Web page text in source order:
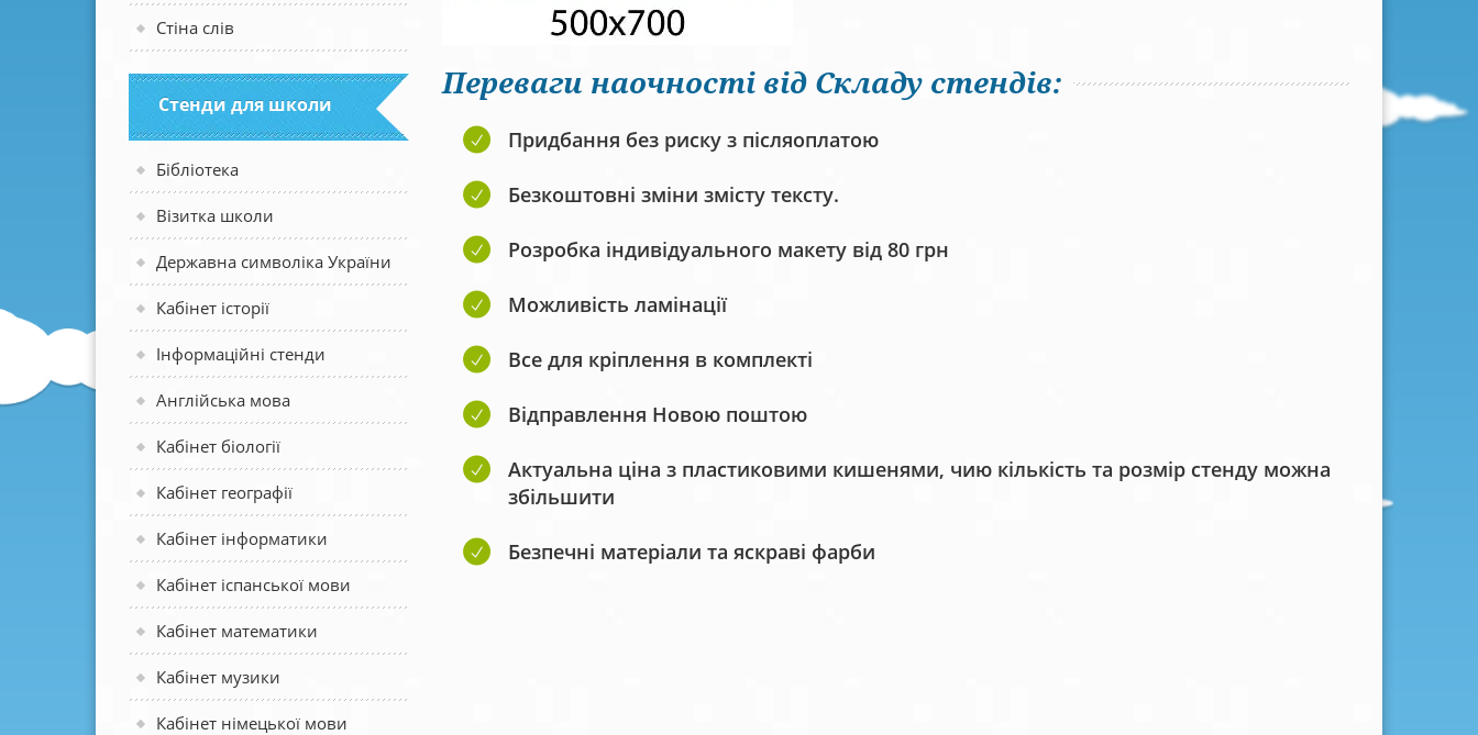
Стіна слів
Стенди для школи
Бібліотека
Візитка школи
Державна символіка України
Кабінет історії
Інформаційні стенди
Англійська мова
Кабінет біології
Кабінет географії
Кабінет інформатики
Кабінет іспанської мови
Кабінет математики
Кабінет музики
Кабінет німецької мови
Переваги наочності від Складу стендів:
Придбання без риску з післяоплатою
Безкоштовні зміни змісту тексту.
Розробка індивідуального макету від 80 грн
Можливість ламінації
Все для кріплення в комплекті
Відправлення Новою поштою
Актуальна ціна з пластиковими кишенями, чию кількість та розмір стенду можна
збільшити
Безпечні матеріали та яскраві фарби